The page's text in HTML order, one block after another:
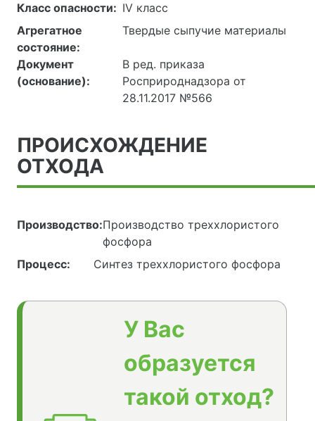
Класс опасности: IV класс
Агрегатное
состояние:
Твердые сыпучие материалы
Документ
(основание):
В ред. приказа
Росприроднадзора от
28.11.2017 №566
ПРОИСХОЖДЕНИЕ
ОТХОДА
Производство:Производство треххлористого
фосфора
Процесс:
Синтез треххлористого фосфора
У Вас
образуется
такой отход?